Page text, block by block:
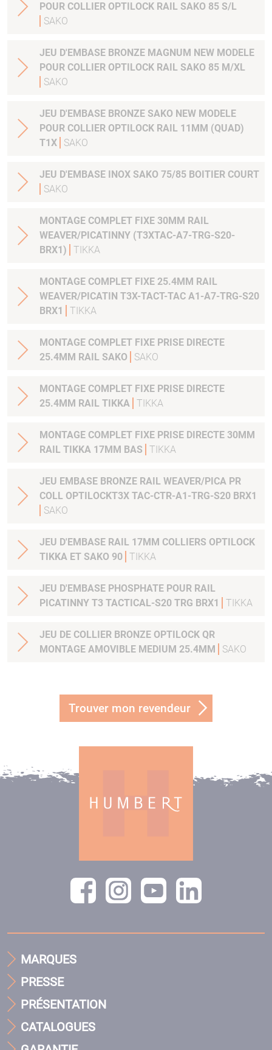
POUR COLLIER OPTILOCK RAIL SAKO 85 S/L
SAKO
JEU D'EMBASE BRONZE MAGNUM NEW MODELE
POUR COLLIER OPTILOCK RAIL SAKO 85 M/XL
SAKO
JEU D'EMBASE BRONZE SAKO NEW MODELE
POUR COLLIER OPTILOCK RAIL 11MM (QUAD)
T1X
SAKO
JEU D'EMBASE INOX SAKO 75/85 BOITIER COURT
SAKO
MONTAGE COMPLET FIXE 30MM RAIL
WEAVER/PICATINNY (T3XTAC-A7-TRG-S20-
BRX1)
TIKKA
MONTAGE COMPLET FIXE 25.4MM RAIL
WEAVER/PICATIN T3X-TACT-TAC A1-A7-TRG-S20
BRX1
TIKKA
MONTAGE COMPLET FIXE PRISE DIRECTE
25.4MM RAIL SAKO
SAKO
MONTAGE COMPLET FIXE PRISE DIRECTE
25.4MM RAIL TIKKA TIKKA
MONTAGE COMPLET FIXE PRISE DIRECTE 30MM
RAIL TIKKA 17MM BAS
TIKKA
JEU EMBASE BRONZE RAIL WEAVER/PICA PR
COLL OPTILOCKT3X TAC-CTR-A1-TRG-S20 BRX1
SAKO
JEU D'EMBASE RAIL 17MM COLLIERS OPTILOCK
TIKKA ET SAKO 90 TIKKA
JEU D'EMBASE PHOSPHATE POUR RAIL
PICATINNY T3 TACTICAL-S20 TRG BRX1
TIKKA
JEU DE COLLIER BRONZE OPTILOCK QR
MONTAGE AMOVIBLE MEDIUM 25.4MM
SAKO
Trouver mon revendeur
MARQUES
PRESSE
PRÉSENTATION
CATALOGUES